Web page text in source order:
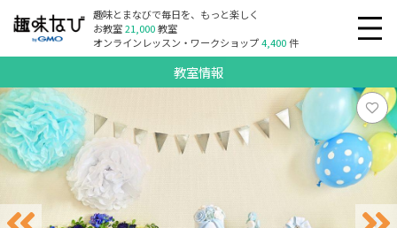
趣味とまなびで毎日を、もっと楽しく
お教室21,000教室
オンラインレッスン・ワークショップ4,400件
教室情報